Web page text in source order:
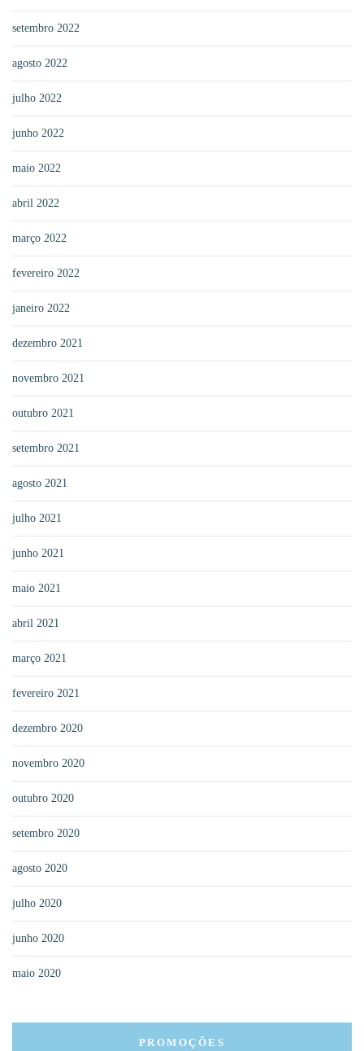
setembro 2022
agosto 2022
julho 2022
junho 2022
maio 2022
abril 2022
março 2022
fevereiro 2022
janeiro 2022
dezembro 2021
novembro 2021
outubro 2021
setembro 2021
agosto 2021
julho 2021
junho 2021
maio 2021
abril 2021
março 2021
fevereiro 2021
dezembro 2020
novembro 2020
outubro 2020
setembro 2020
agosto 2020
julho 2020
junho 2020
maio 2020
PROMOÇÕES